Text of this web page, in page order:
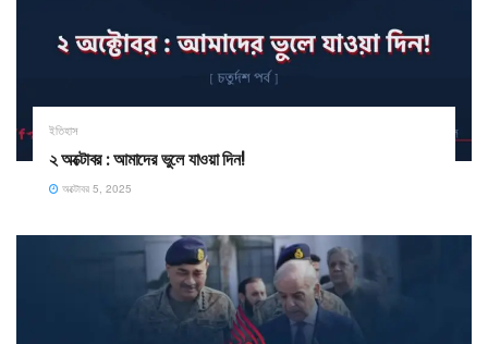
ইতিহাস
২ অক্টোবর : আমাদের ভুলে যাওয়া দিন!
অক্টোবর 5, 2025